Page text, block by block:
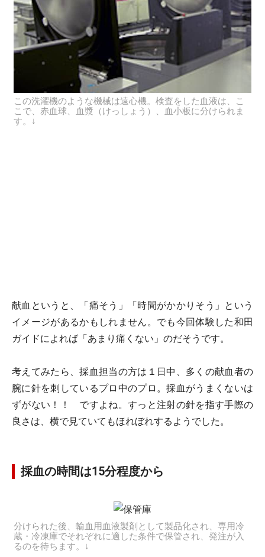
この洗濯機のような機械は遠心機。検査をした血液は、こ
こで、赤血球、血漿（けっしょう）、血小板に分けられま
す。↓
献血というと、「痛そう」「時間がかかりそう」という
イメージがあるかもしれません。でも今回体験した和田
ガイドによれば「あまり痛くない」のだそうです。
考えてみたら、採血担当の方は１日中、多くの献血者の
腕に針を刺しているプロ中のプロ。採血がうまくないは
ずがない！！ ですよね。すっと注射の針を指す手際の
良さは、横で見ていてもほれぼれするようでした。
採血の時間は15分程度から
分けられた後、輸血用血液製剤として製品化され、専用冷
蔵・冷凍庫でそれぞれに適した条件で保管され、発注が入
るのを待ちます。↓